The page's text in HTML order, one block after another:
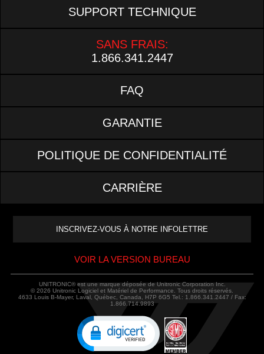
SUPPORT TECHNIQUE
SANS FRAIS:
1.866.341.2447
FAQ
GARANTIE
POLITIQUE DE CONFIDENTIALITÉ
CARRIÈRE
VOIR LA VERSION BUREAU
UNITRONIC® est une marque déposée de Unitronic Corporation Inc.
© 2026 Unitronic Logiciel et Matériel de Performance. Tous droits réservés.
4633 Louis B-Mayer, Laval, Québec, Canada, H7P 6G5 Tel.: 1.866.341.2447 / Fax:
1.866.714.9893